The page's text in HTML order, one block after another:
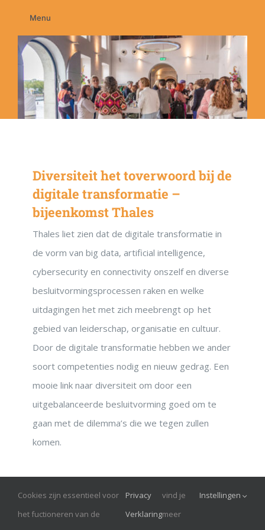
inhoud
Menu
Home
Membership
Education
Programma’s
Nieuws
Diversiteit het toverwoord bij de
digitale transformatie –
bijeenkomst Thales
Thales liet zien dat de digitale transformatie in
de vorm van big data, artificial intelligence,
cybersecurity en connectivity onszelf en diverse
besluitvormingsprocessen raken en welke
uitdagingen het met zich meebrengt op het
gebied van leiderschap, organisatie en cultuur.
Door de digitale transformatie hebben we ander
soort competenties nodig en nieuw gedrag. Een
mooie link naar diversiteit om door een
uitgebalanceerde besluitvorming goed om te
gaan met de dilemma’s die we tegen zullen
komen.
Cookies zijn essentieel voor
het fuctioneren van de
Privacy
Verklaring
vind je
meer
Instellingen